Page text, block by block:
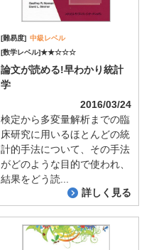
[難易度] 中級レベル
[数学レベル]★★☆☆☆
論文が読める!早わかり統計
学
2016/03/24
検定から多変量解析までの臨
床研究に用いるほとんどの統
計的手法について、その手法
がどのような目的で使われ、
結果をどう読...
詳しく見る